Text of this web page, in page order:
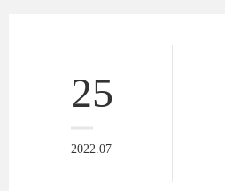
25
2022.07